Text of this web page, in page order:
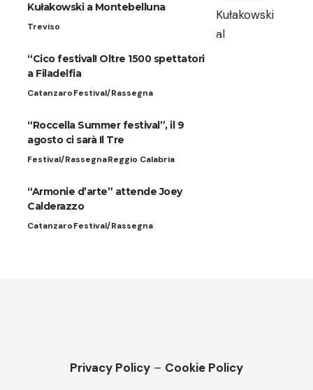
Kułakowski a Montebelluna
Treviso
“Cico festival! Oltre 1500 spettatori
a Filadelfia
CatanzaroFestival/Rassegna
“Roccella Summer festival”, il 9
agosto ci sarà Il Tre
Festival/RassegnaReggio Calabria
“Armonie d’arte” attende Joey
Calderazzo
CatanzaroFestival/Rassegna
Privacy Policy – Cookie Policy